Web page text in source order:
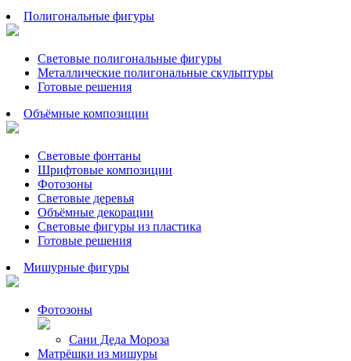
Полигональные фигуры
Световые полигональные фигуры
Металлические полигональные скульптуры
Готовые решения
Объёмные композиции
Световые фонтаны
Шрифтовые композиции
Фотозоны
Световые деревья
Объёмные декорации
Световые фигуры из пластика
Готовые решения
Мишурные фигуры
Фотозоны
Сани Деда Мороза
Матрёшки из мишуры